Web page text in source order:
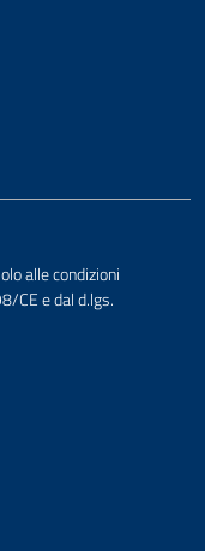
alle condizioni
CE e dal d.lgs.